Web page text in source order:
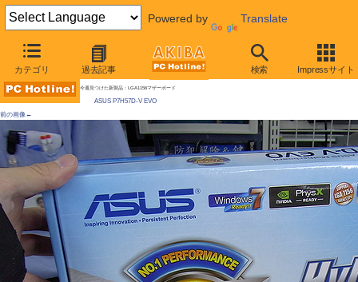
Powered by Translate
カテゴリ 過去記事 検索 Impressサイト
AKIBA PC Hotline! 2010年1月9日号
「Clarkdale」対応マザーが多数発売、1万円台前半
今週見つけた新製品：LGA1156マザーボード
ASUS P7H57D-V EVO
前の画像←